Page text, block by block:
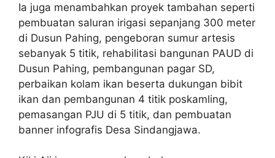
Ia juga menambahkan proyek tambahan seperti
pembuatan saluran irigasi sepanjang 300 meter
di Dusun Pahing, pengeboran sumur artesis
sebanyak 5 titik, rehabilitasi bangunan PAUD di
Dusun Pahing, pembangunan pagar SD,
perbaikan kolam ikan beserta dukungan bibit
ikan dan pembangunan 4 titik poskamling,
pemasangan PJU di 5 titik, dan pembuatan
banner infografis Desa Sindangjawa.